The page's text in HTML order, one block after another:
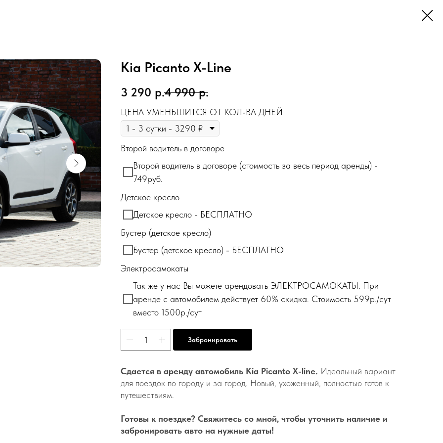
Kia Picanto X-Line
3 290 р.4 990 р.
ЦЕНА УМЕНЬШИТСЯ ОТ КОЛ-ВА ДНЕЙ
Второй водитель в договоре
Второй водитель в договоре (стоимость за весь период аренды) -
749руб.
Детское кресло
Детское кресло - БЕСПЛАТНО
Бустер (детское кресло)
Бустер (детское кресло) - БЕСПЛАТНО
Электросамокаты
Так же у нас Вы можете арендовать ЭЛЕКТРОСАМОКАТЫ. При
аренде с автомобилем действует 60% скидка. Стоимость 599р./сут
вместо 1500р./сут
Забронировать
Сдается в аренду автомобиль Kia Picanto X-line. Идеальный вариант
для поездок по городу и за город. Новый, ухоженный, полностью готов к
путешествиям.
Готовы к поездке? Свяжитесь со мной, чтобы уточнить наличие и
забронировать авто на нужные даты!